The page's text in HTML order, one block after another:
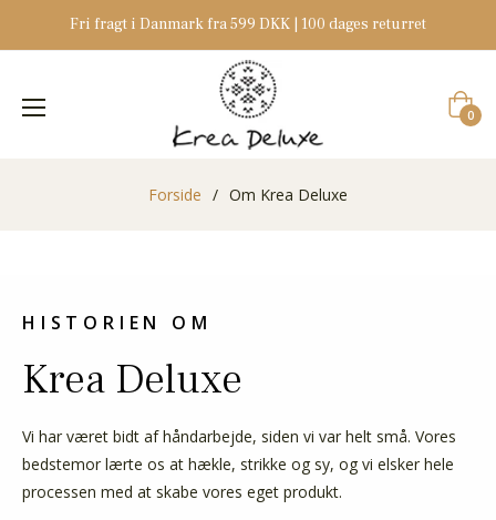
Fri fragt i Danmark fra 599 DKK | 100 dages returret
0
Forside / Om Krea Deluxe
HISTORIEN OM
Krea Deluxe
Vi har været bidt af håndarbejde, siden vi var helt små. Vores
bedstemor lærte os at hækle, strikke og sy, og vi elsker hele
processen med at skabe vores eget produkt.